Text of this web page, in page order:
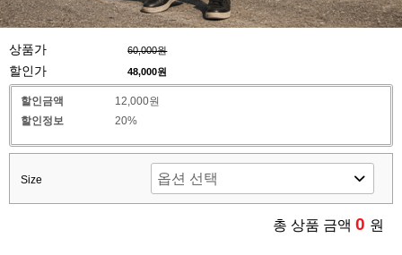
상품가 60,000원
할인가 48,000원
할인금액
12,000원
할인정보
20%
Size
총 상품 금액 0 원